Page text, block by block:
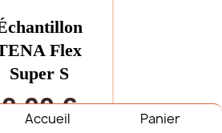
Flex
Super S
0,00 €
Ajouter
Accueil Panier